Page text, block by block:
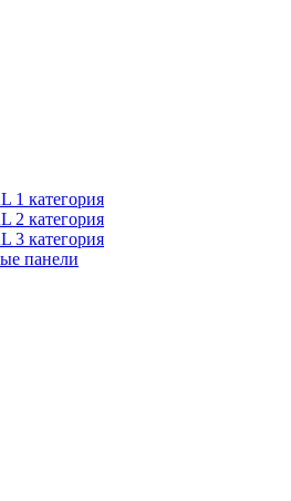
1 категория
2 категория
3 категория
панели